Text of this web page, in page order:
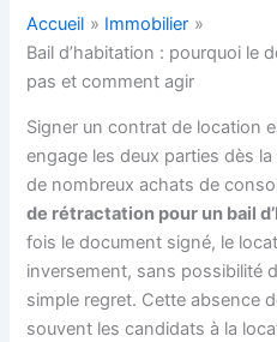
Accueil
Immobilier
Bail d’habitation : pourquoi le
pas et comment agir
Signer un contrat de location
engage les deux parties dès
de nombreux achats de
de rétractation pour un bail
fois le document signé, le
inversement, sans possibilité
simple regret. Cette absence
souvent les candidats à la